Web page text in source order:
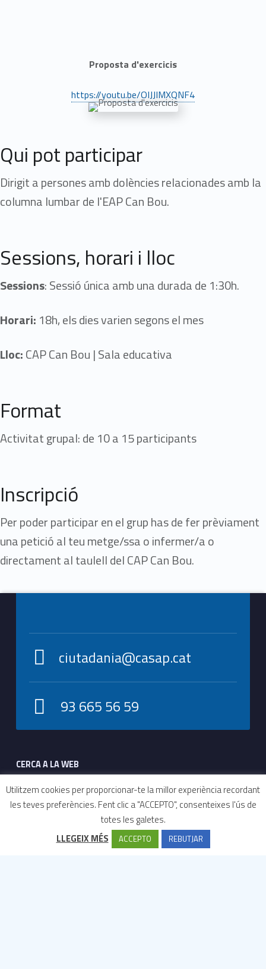
Contactar Can Bou CUAP
Qui pot participar
Dirigit a persones amb dolències relacionades amb la
columna lumbar de l'EAP Can Bou.
Sessions, horari i lloc
Sessions: Sessió única amb una durada de 1:30h.
Horari: 18h, els dies varien segons el mes
Lloc:CAP Can Bou | Sala educativa
Format
Activitat grupal: de 10 a 15 participants
Inscripció
Per poder participar en el grup has de fer prèviament
una petició al teu metge/ssa o infermer/a o
directament al taulell del CAP Can Bou.
Proposta d'exercicis
https://youtu.be/OIJJIMXQNF4
Skip back to main navigationFooter info sidebar
ciutadania@casap.cat
93 665 56 59
CERCA A LA WEB
Cerca:
Utilitzem cookies per proporcionar-te la millor experiència recordant
les teves preferències. Fent clic a "ACCEPTO", consenteixes l'ús de
totes les galetes.
LLEGEIX MÉS
ACCEPTO REBUTJAR